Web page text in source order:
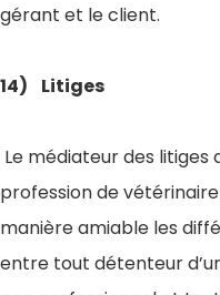
gérant et le client.
14) Litiges
Le médiateur des
profession de
manière amiable les
entre tout détenteur